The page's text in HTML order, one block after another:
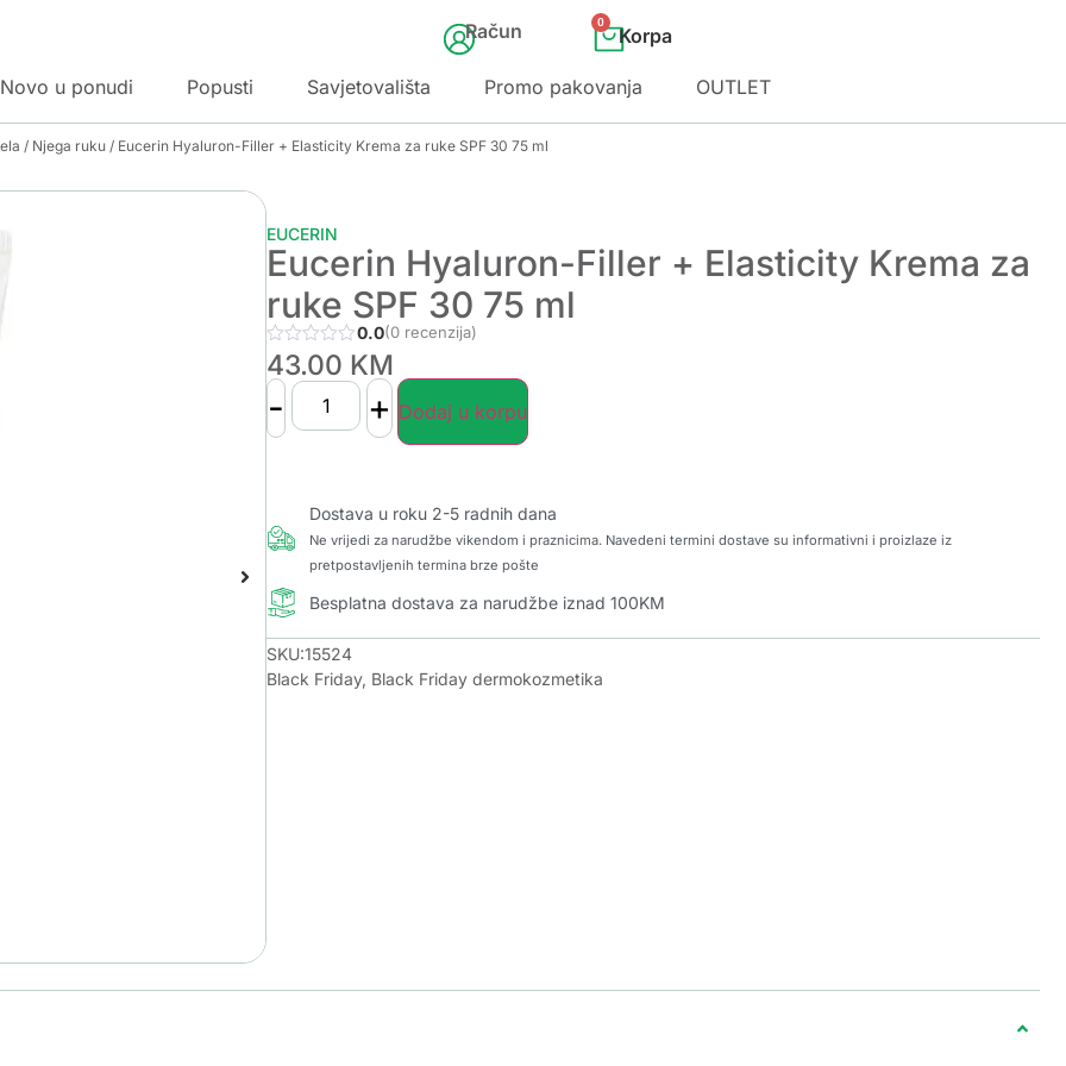
Račun 0
Novo u ponudi Popusti Savjetovališta Promo pakovanja OUTLET
/ Njega ruku / Eucerin Hyaluron-Filler + Elasticity Krema za ruke SPF 30 75 ml
EUCERIN
Eucerin Hyaluron-Filler + Elasticity Krema za
ruke SPF 30 75 ml
0.0(0 recenzija)
43.00 KM
- + Dodaj u korpu
Dostava u roku 2-5 radnih dana
Ne vrijedi za narudžbe vikendom i praznicima. Navedeni termini dostave su informativni i proizlaze iz
pretpostavljenih termina brze pošte
Besplatna dostava za narudžbe iznad 100KM
SKU:15524
Black Friday, Black Friday dermokozmetika